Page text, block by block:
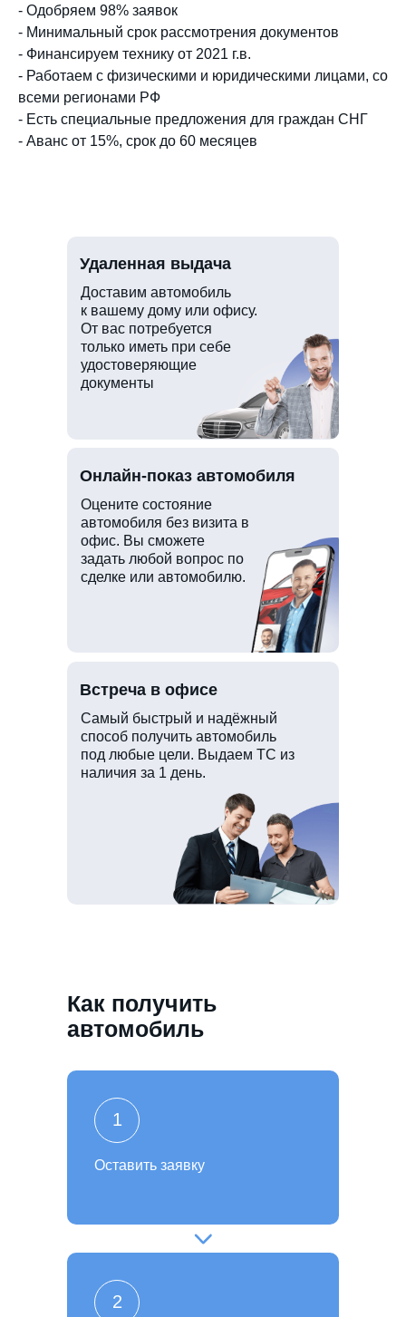
- Одобряем 98% заявок
- Минимальный срок рассмотрения документов
- Финансируем технику от 2021 г.в.
- Работаем с физическими и юридическими лицами, со
всеми регионами РФ
- Есть специальные предложения для граждан СНГ
- Аванс от 15%, срок до 60 месяцев
Доставим автомобиль
к вашему дому или офису.
От вас потребуется
только иметь при себе
удостоверяющие
документы
Оцените состояние
автомобиля без визита в
офис. Вы сможете
задать любой вопрос по
сделке или автомобилю.
Самый быстрый и надёжный
способ получить автомобиль
под любые цели. Выдаем ТС из
наличия за 1 день.
Удаленная выдача
Онлайн-показ автомобиля
Встреча в офисе
Как получить
автомобиль
2
Оставить заявку
1